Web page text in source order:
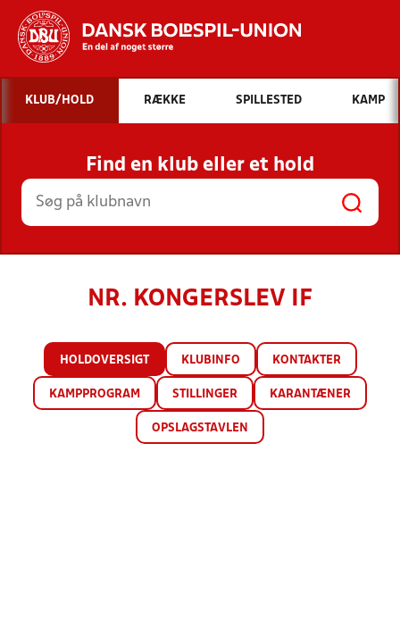
Hvad vil du søge efter?
INDHOLD OG NYHEDER
STILLINGER, RESULTATER, KLUBBER OG
HOLD
KLUB/HOLD RÆKKE SPILLESTED KAMP
Find en klub eller et hold
NR. KONGERSLEV IF
HOLDOVERSIGT KLUBINFO KONTAKTER
KAMPPROGRAM STILLINGER KARANTÆNER
OPSLAGSTAVLEN